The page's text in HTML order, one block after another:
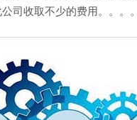
司收取不少的费用。。。。